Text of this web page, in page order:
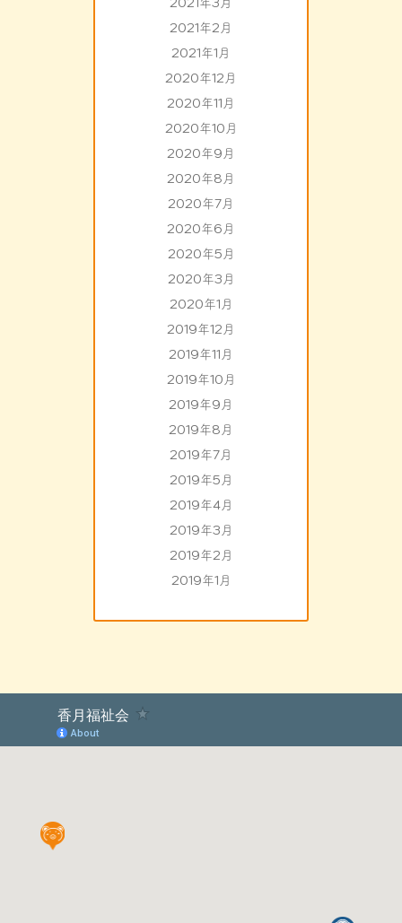
2021年2月
2021年1月
2020年12月
2020年11月
2020年10月
2020年9月
2020年8月
2020年7月
2020年6月
2020年5月
2020年3月
2020年1月
2019年12月
2019年11月
2019年10月
2019年9月
2019年8月
2019年7月
2019年5月
2019年4月
2019年3月
2019年2月
2019年1月